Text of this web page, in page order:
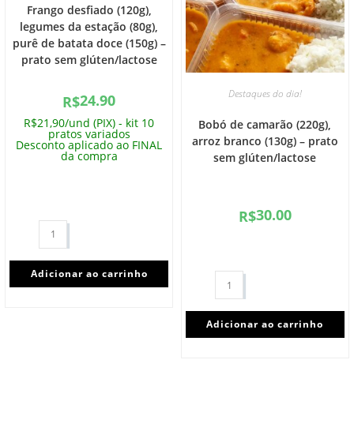
Frango desfiado (120g),
legumes da estação (80g),
purê de batata doce (150g) –
prato sem glúten/lactose
R$24.90
R$21,90/und (PIX) - kit 10
pratos variados
Desconto aplicado ao FINAL
da compra
Adicionar ao carrinho
Destaques do dia!
Bobó de camarão (220g),
arroz branco (130g) – prato
sem glúten/lactose
R$30.00
Adicionar ao carrinho